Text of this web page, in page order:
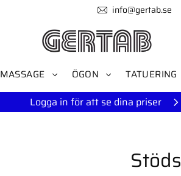
info@gertab.se
MASSAGE ÖGON TATUERING
Logga in för att se dina priser